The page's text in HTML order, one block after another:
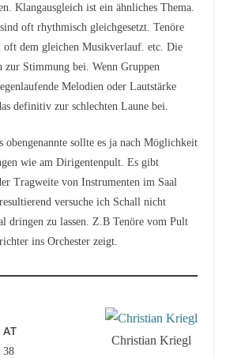
Klangausgleich ist ein ähnliches Thema.
oft rhythmisch gleichgesetzt. Tenöre
oft dem gleichen Musikverlauf. etc. Die
zur Stimmung bei. Wenn Gruppen
Melodien oder Lautstärke
definitiv zur schlechten Laune bei.
obengenannte sollte es ja nach Möglichkeit
wie am Dirigentenpult. Es gibt
Tragweite von Instrumenten im Saal
versuche ich Schall nicht
dringen zu lassen. Z.B Tenöre vom Pult
ins Orchester zeigt.
Christian Kriegl
38